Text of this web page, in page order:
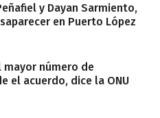
y Dayan Sarmiento,
en Puerto López
número de
el acuerdo, dice la ONU